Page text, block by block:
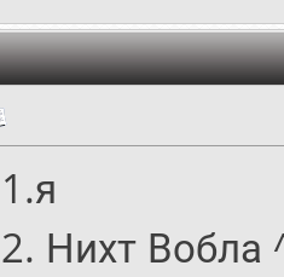
1.я
2. Нихт Вобла